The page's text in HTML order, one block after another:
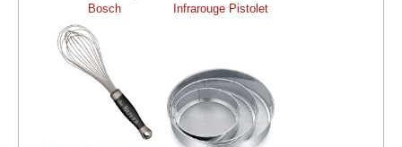
Bosch
Infrarouge Pistolet